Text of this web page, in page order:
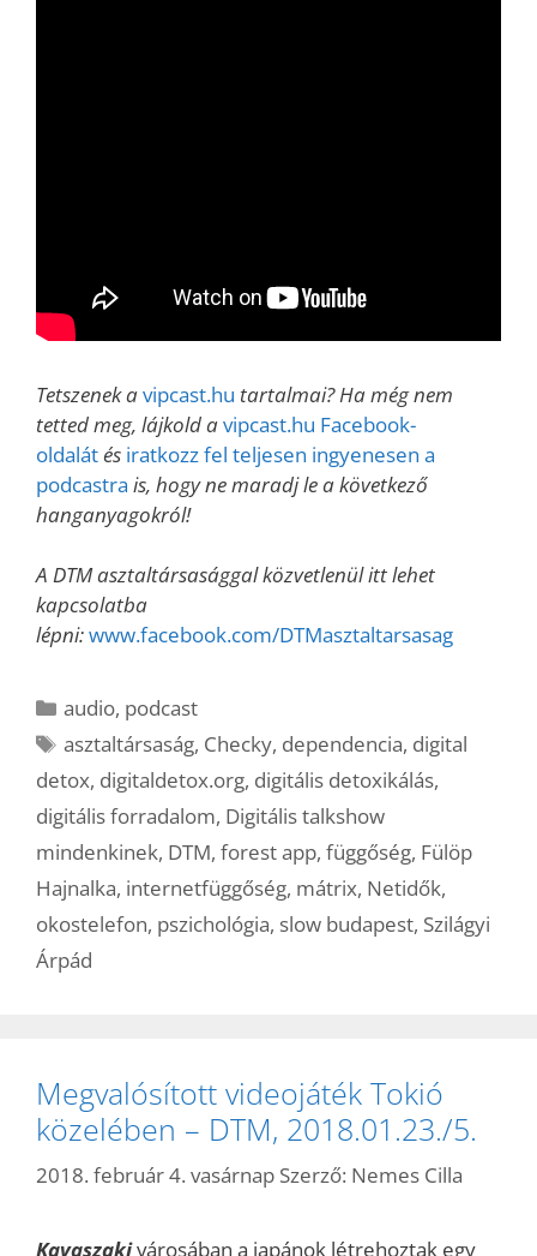
Tetszenek avipcast.hu tartalmai? Ha még nem
tetted meg, lájkold avipcast.hu Facebook-
oldalátés iratkozz fel teljesen ingyenesen a
podcastra is, hogy ne maradj le a következő
hanganyagokról!
A DTM asztaltársasággal közvetlenül itt lehet
kapcsolatba
lépni:www.facebook.com/DTMasztaltarsasag
Kategória
audio, podcast
Címkék
asztaltársaság, Checky, dependencia, digital
detox, digitaldetox.org, digitális detoxikálás,
digitális forradalom, Digitális talkshow
mindenkinek, DTM, forest app, függőség, Fülöp
Hajnalka, internetfüggőség, mátrix, Netidők,
okostelefon, pszichológia, slow budapest, Szilágyi
Árpád
Megvalósított videojáték Tokió
közelében – DTM, 2018.01.23./5.
2018. február 4. vasárnap Szerző: Nemes Cilla
Kavaszakivárosában a japánok létrehoztak egy